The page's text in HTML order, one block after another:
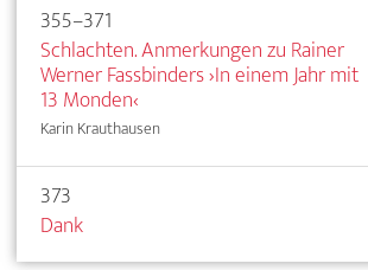
355–371
Schlachten. Anmerkungen zu Rainer
Werner Fassbinders ›In einem Jahr mit
13 Monden‹
Karin Krauthausen
373
Dank